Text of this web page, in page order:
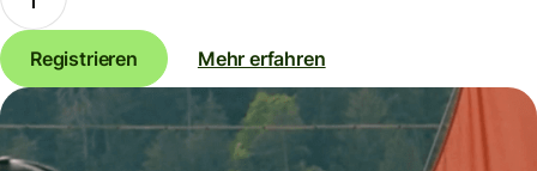
Registrieren Mehr erfahren